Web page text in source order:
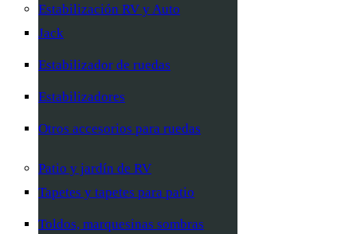
Estabilización RV y Auto
Jack
Estabilizador de ruedas
Estabilizadores
Otros accesorios para ruedas
Patio y jardín de RV
Tapetes y tapetes para patio
Toldos, marquesinas sombras